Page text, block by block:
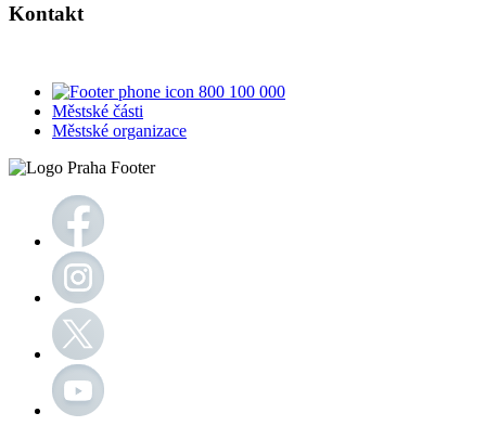
Kontakt
800 100 000
Městské části
Městské organizace